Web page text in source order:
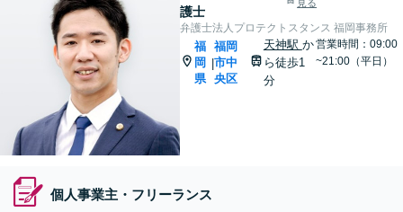
護士
見る
弁護士法人プロテクトスタンス 福岡事務所
福
岡
県
|
福岡
市中
央区
天神駅 か
ら徒歩1
分
営業時間：09:00
~21:00（平日）
個人事業主・フリーランス